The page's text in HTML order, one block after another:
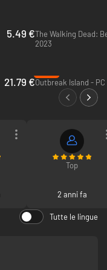
5.49 €The Walking Dead:
2023
21.79 €Outbreak Island - PC
Top
2 anni fa
Tutte le lingue